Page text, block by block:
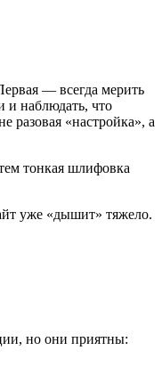
— всегда мерить
и наблюдать, что
разовая «настройка», а
тонкая шлифовка
уже «дышит» тяжело.
но они приятны: